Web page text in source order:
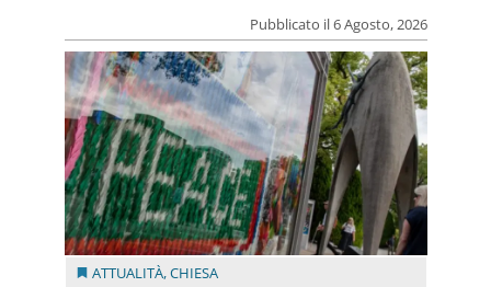
Pubblicato il 6 Agosto, 2026
ATTUALITÀ,CHIESA